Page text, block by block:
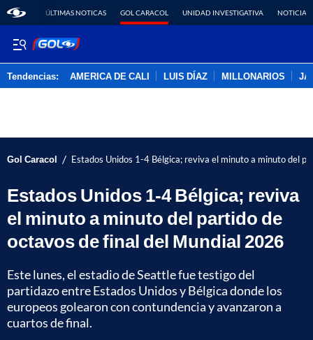
ÚLTIMAS NOTICAS GOL CARACOL UNIDAD INVESTIGATIVA NOTICIAS
Tendencias: AMERICA DE CALI LUIS DÍAZ MILLONARIOS
Gol Caracol / Estados Unidos 1-4 Bélgica; reviva el minuto a minuto del
Estados Unidos 1-4 Bélgica; reviva
el minuto a minuto del partido de
octavos de final del Mundial 2026
Este lunes, el estadio de Seattle fue testigo del
partidazo entre Estados Unidos y Bélgica donde los
europeos golearon con contundencia y avanzaron a
cuartos de final.